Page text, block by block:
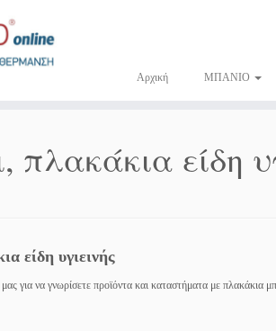
Αρχική ΜΠΑΝΙΟ
πλακάκια
είδη υγιεινής
μας για να γνωρίσετε προϊόντα και καταστήματα με πλακάκια